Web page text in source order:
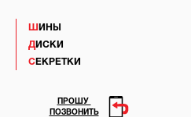
ШИНЫ
ДИСКИ
СЕКРЕТКИ
ПРОШУ
ПОЗВОНИТЬ